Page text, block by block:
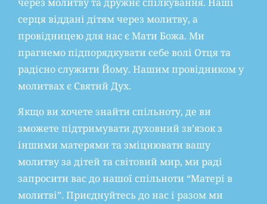
серця віддані дітям через молитву, а
провідницею для нас є Мати Божа. Ми
прагнемо підпорядкувати себе волі Отця та
радісно служити Йому. Нашим провідником у
молитвах є Святий Дух.
Якщо ви хочете знайти спільноту, де ви
зможете підтримувати духовний зв’язок з
іншими матерями та зміцнювати вашу
молитву за дітей та світовий мир, ми раді
запросити вас до нашої спільноти “Матері в
молитві”. Приєднуйтесь до нас і разом ми